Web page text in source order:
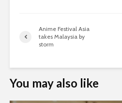
Anime Festival Asia
takes Malaysia by
storm
You may also like